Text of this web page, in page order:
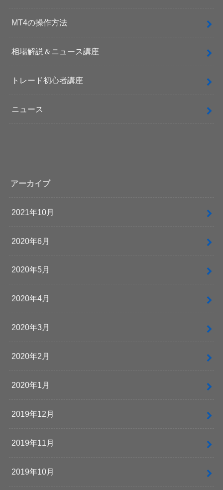
MT4の操作方法
相場解説＆ニュース講座
トレード初心者講座
ニュース
アーカイブ
2021年10月
2020年6月
2020年5月
2020年4月
2020年3月
2020年2月
2020年1月
2019年12月
2019年11月
2019年10月